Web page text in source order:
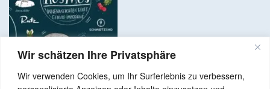
Wir schätzen Ihre Privatsphäre
Wir verwenden Cookies, um Ihr Surferlebnis zu verbessern,